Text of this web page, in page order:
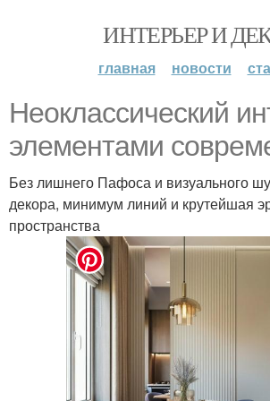
ИНТЕРЬЕР И
главная новости
Неоклассический
элементами
Без лишнего Пафоса и визуального
декора, минимум линий и крутейшая
пространства